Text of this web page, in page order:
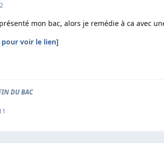
mon bac, alors je remédie à ca avec
pour voir le lien]
DU BAC